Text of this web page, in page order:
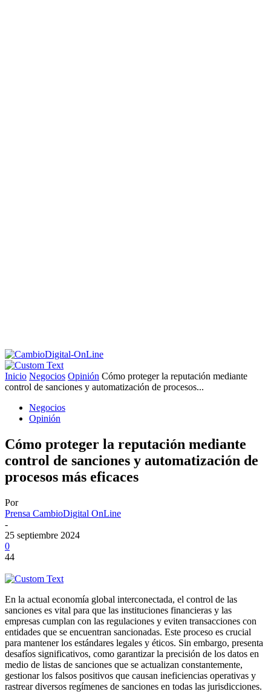
Inicio Negocios Opinión Cómo proteger la reputación mediante
control de sanciones y automatización de procesos...
Negocios
Opinión
Cómo proteger la reputación mediante
control de sanciones y automatización de
procesos más eficaces
Por
Prensa CambioDigital OnLine
-
25 septiembre 2024
0
44
En la actual economía global interconectada, el control de las
sanciones es vital para que las instituciones financieras y las
empresas cumplan con las regulaciones y eviten transacciones con
entidades que se encuentran sancionadas. Este proceso es crucial
para mantener los estándares legales y éticos. Sin embargo, presenta
desafíos significativos, como garantizar la precisión de los datos en
medio de listas de sanciones que se actualizan constantemente,
gestionar los falsos positivos que causan ineficiencias operativas y
rastrear diversos regímenes de sanciones en todas las jurisdicciones.